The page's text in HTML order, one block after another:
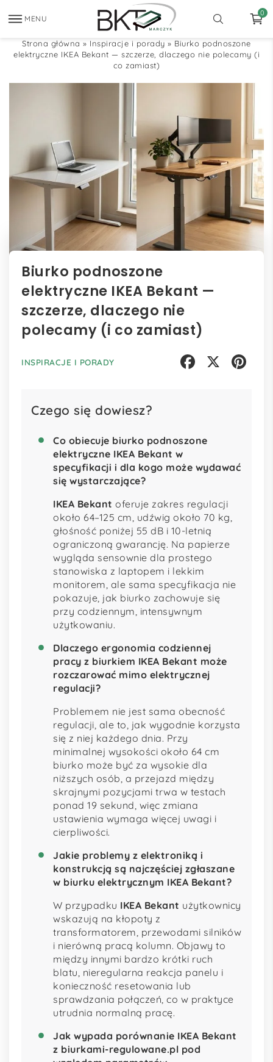
MENU
0
Strona główna » Inspiracje i porady » Biurko podnoszone
elektryczne IKEA Bekant — szczerze, dlaczego nie polecamy (i
co zamiast)
Biurko podnoszone
elektryczne IKEA Bekant —
szczerze, dlaczego nie
polecamy (i co zamiast)
INSPIRACJE I PORADY
Czego się dowiesz?
Co obiecuje biurko podnoszone
elektryczne IKEA Bekant w
specyfikacji i dla kogo może wydawać
się wystarczające?
IKEA Bekant oferuje zakres regulacji
około 64–125 cm, udźwig około 70 kg,
głośność poniżej 55 dB i 10-letnią
ograniczoną gwarancję. Na papierze
wygląda sensownie dla prostego
stanowiska z laptopem i lekkim
monitorem, ale sama specyfikacja nie
pokazuje, jak biurko zachowuje się
przy codziennym, intensywnym
użytkowaniu.
Dlaczego ergonomia codziennej
pracy z biurkiem IKEA Bekant może
rozczarować mimo elektrycznej
regulacji?
Problemem nie jest sama obecność
regulacji, ale to, jak wygodnie korzysta
się z niej każdego dnia. Przy
minimalnej wysokości około 64 cm
biurko może być za wysokie dla
niższych osób, a przejazd między
skrajnymi pozycjami trwa w testach
ponad 19 sekund, więc zmiana
ustawienia wymaga więcej uwagi i
cierpliwości.
Jakie problemy z elektroniką i
konstrukcją są najczęściej zgłaszane
w biurku elektrycznym IKEA Bekant?
W przypadku IKEA Bekant użytkownicy
wskazują na kłopoty z
transformatorem, przewodami silników
i nierówną pracą kolumn. Objawy to
między innymi bardzo krótki ruch
blatu, nieregularna reakcja panelu i
konieczność resetowania lub
sprawdzania połączeń, co w praktyce
utrudnia normalną pracę.
Jak wypada porównanie IKEA Bekant
z biurkami-regulowane.pl pod